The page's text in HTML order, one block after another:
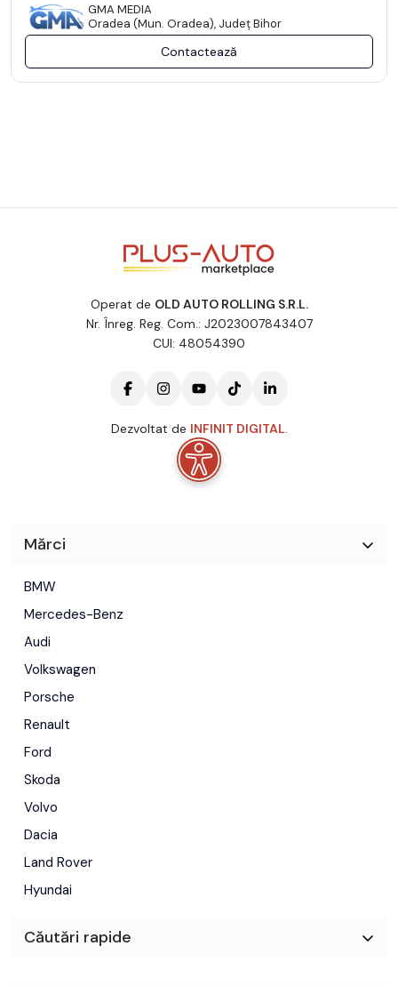
GMA MEDIA
Oradea (Mun. Oradea), Județ Bihor
Contactează
Operat de OLD AUTO ROLLING S.R.L.
Nr. Înreg. Reg. Com.: J2023007843407
CUI: 48054390
Dezvoltat de INFINIT DIGITAL
Mărci
BMW
Mercedes-Benz
Audi
Volkswagen
Porsche
Renault
Ford
Skoda
Volvo
Dacia
Land Rover
Hyundai
Căutări rapide